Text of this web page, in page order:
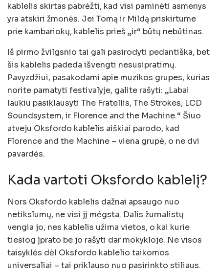
kablelis skirtas pabrėžti, kad visi paminėti asmenys
yra atskiri žmonės. Jei Tomą ir Mildą priskirtume
prie kambariokų, kablelis prieš „ir“ būtų nebūtinas.
Iš pirmo žvilgsnio tai gali pasirodyti pedantiška, bet
šis kablelis padeda išvengti nesusipratimų.
Pavyzdžiui, pasakodami apie muzikos grupes, kurias
norite pamatyti festivalyje, galite rašyti: „Labai
laukiu pasiklausyti The Fratellis, The Strokes, LCD
Soundsystem, ir Florence and the Machine.“ Šiuo
atveju Oksfordo kablelis aiškiai parodo, kad
Florence and the Machine – viena grupė, o ne dvi
pavardės.
Kada vartoti Oksfordo kablelį?
Nors Oksfordo kablelis dažnai apsaugo nuo
netikslumų, ne visi jį mėgsta. Dalis žurnalistų
vengia jo, nes kablelis užima vietos, o kai kurie
tiesiog įprato be jo rašyti dar mokykloje. Ne visos
taisyklės dėl Oksfordo kablelio taikomos
universaliai – tai priklauso nuo pasirinkto stiliaus.